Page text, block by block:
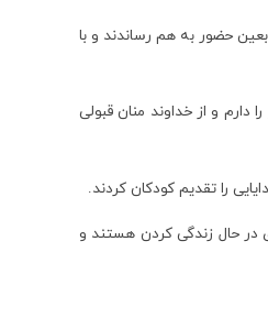
حضور به هم رساندند و با
و از خداوند منان قبولی
را تقدیم کودکان کردند.
شبانه روزی در حال زندگی کردن هستند و